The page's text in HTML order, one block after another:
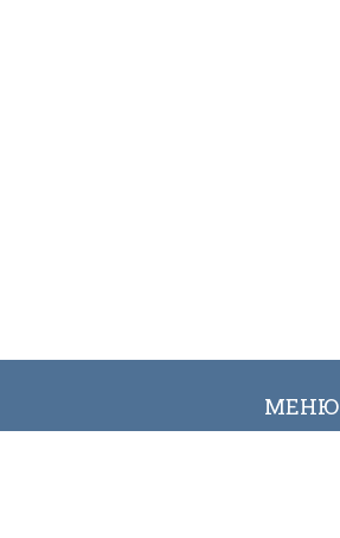
МЕНЮ